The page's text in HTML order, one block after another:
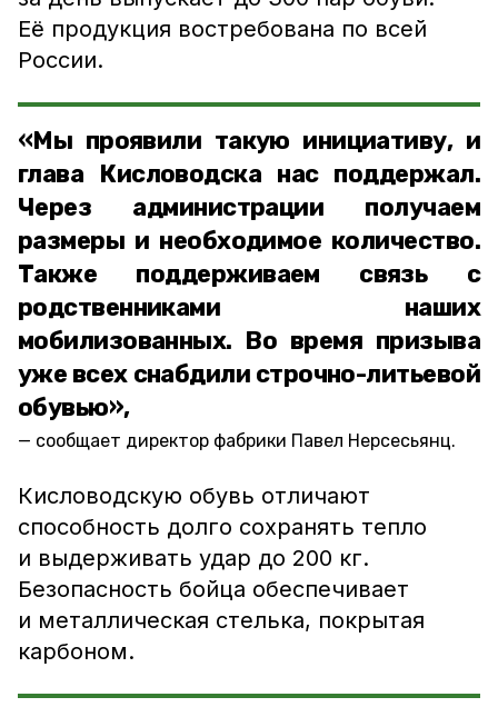
Её продукция востребована по всей
России.
«Мы проявили такую инициативу, и
глава Кисловодска нас поддержал.
Через администрации получаем
размеры и необходимое количество.
Также поддерживаем связь с
родственниками наших
мобилизованных. Во время призыва
уже всех снабдили строчно-литьевой
обувью»,
сообщает директор фабрики Павел Нерсесьянц.
Кисловодскую обувь отличают
способность долго сохранять тепло
и выдерживать удар до 200 кг.
Безопасность бойца обеспечивает
и металлическая стелька, покрытая
карбоном.